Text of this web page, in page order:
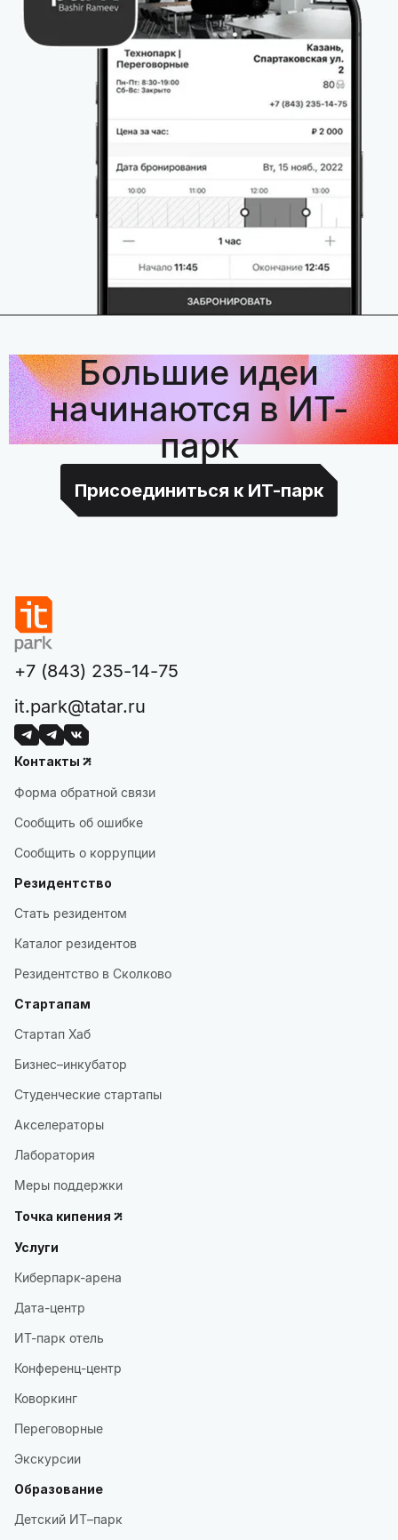
Большие идеи
начинаются в ИТ-
парк
Присоединиться к ИТ-парк
+7 (843) 235-14-75
it.park@tatar.ru
Контакты
Форма обратной связи
Сообщить об ошибке
Сообщить о коррупции
Резидентство
Стать резидентом
Каталог резидентов
Резидентство в Сколково
Стартапам
Стартап Хаб
Бизнес–инкубатор
Студенческие стартапы
Акселераторы
Лаборатория
Меры поддержки
Точка кипения
Услуги
Киберпарк-арена
Дата-центр
ИТ-парк отель
Конференц-центр
Коворкинг
Переговорные
Экскурсии
Образование
Детский ИТ–парк